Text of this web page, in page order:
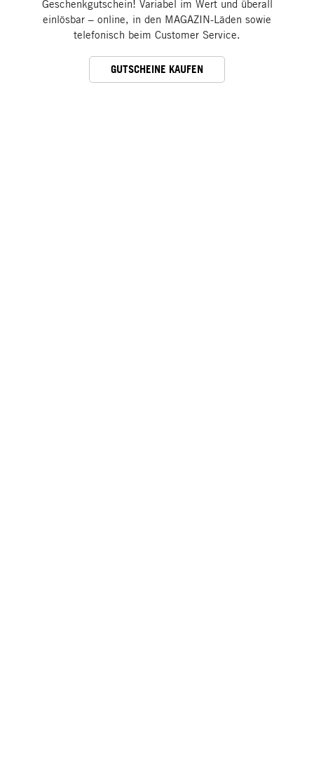
Geschenkgutschein! Variabel im Wert und überall
einlösbar – online, in den MAGAZIN-Läden sowie
telefonisch beim Customer Service.
GUTSCHEINE KAUFEN